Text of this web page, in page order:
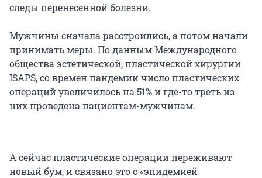
следы перенесенной болезни.
Мужчины сначала расстроились, а потом начали
принимать меры. По данным Международного
общества эстетической, пластической хирургии
ISAPS, со времен пандемии число пластических
операций увеличилось на 51% и где-то треть из
них проведена пациентам-мужчинам.
А сейчас пластические операции переживают
новый бум, и связано это с «эпидемией